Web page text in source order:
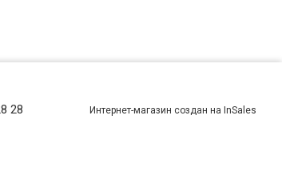
28 Интернет-магазин создан на InSales